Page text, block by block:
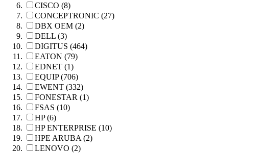
CISCO (8)
CONCEPTRONIC (27)
DBX OEM (2)
DELL (3)
DIGITUS (464)
EATON (79)
EDNET (1)
EQUIP (706)
EWENT (332)
FONESTAR (1)
FSAS (10)
HP (6)
HP ENTERPRISE (10)
HPE ARUBA (2)
LENOVO (2)